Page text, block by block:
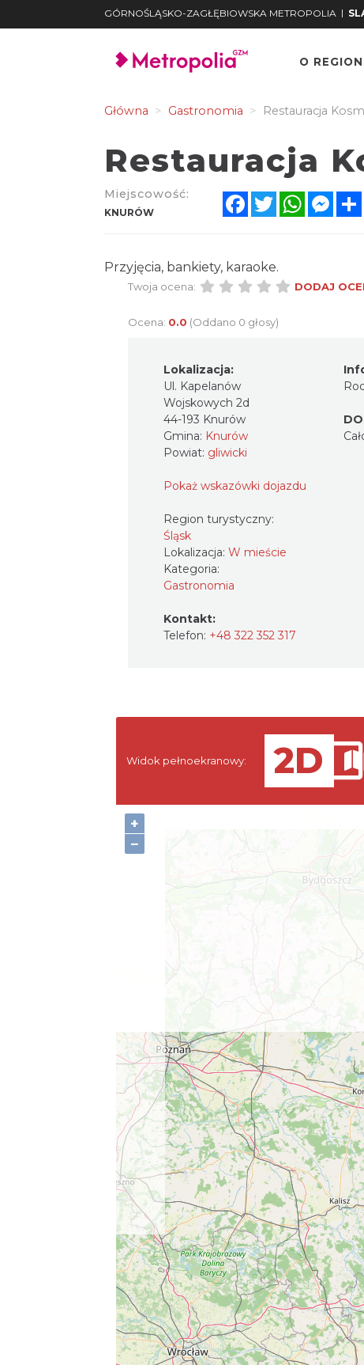
GÓRNOŚLĄSKO-ZAGŁĘBIOWSKA METROPOLIA |
O
Główna Gastronomia Restauracja
Restauracja
Miejscowość:
KNURÓW
FacebookTwitterWhatsApp
Przyjęcia, bankiety, karaoke.
Twoja ocena: DODAJ
Ocena: 0.0 (Oddano 0 głosy)
Lokalizacja:
Ul. Kapelanów
Wojskowych 2d
44-193 Knurów
Gmina: Knurów
Powiat: gliwicki
Pokaż wskazówki dojazdu
Region turystyczny:
Śląsk
Lokalizacja: W mieście
Kategoria:
Gastronomia
Kontakt:
Telefon: +48 322 352 317
+
−
Widok pełnoekranowy: